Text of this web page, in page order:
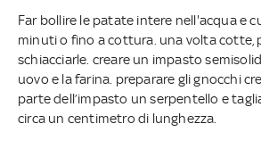
Far bollire le patate intere nell'acqua e
minuti o fino a cottura. una volta cotte,
schiacciarle. creare un impasto
uovo e la farina. preparare gli gnocchi
parte dell’impasto un serpentello e
circa un centimetro di lunghezza.